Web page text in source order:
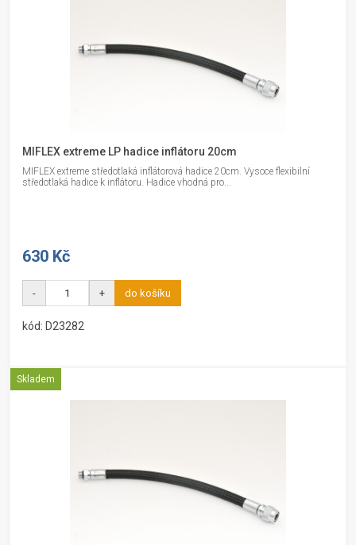
MIFLEX extreme LP hadice inflátoru 20cm
MIFLEX extreme středotlaká inflátorová hadice 20cm. Vysoce flexibilní
středotlaká hadice k inflátoru. Hadice vhodná pro...
630 Kč
- + do košíku
kód: D23282
Skladem